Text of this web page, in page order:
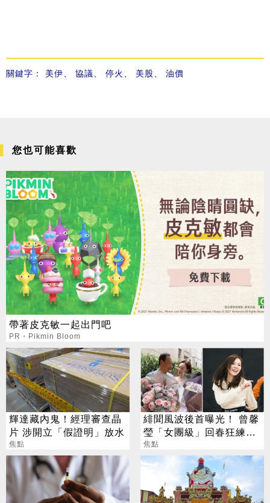
關鍵字： 美伊 協議 停火 美股 油價
您也可能喜歡
帶著皮克敏一起出門吧
PR・Pikmin Bloom
輝達藏內鬼！經理審查晶
片 涉開立「假證明」放水
焦點
緋聞風波後首曝光！ 曾馨
瑩「女團級」回春狂練舞
郭董獨自公園散步
焦點